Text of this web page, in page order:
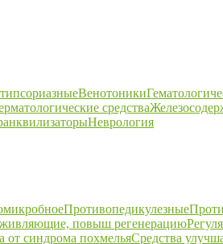
Венотоники
средства
Неврология
Противопедикулезные
повыш регенерацию
от синдрома похмельяСредства